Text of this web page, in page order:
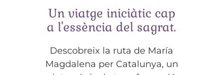
Un viatge iniciàtic cap
a l'essència del sagrat.
Descobreix la ruta de María
Magdalena per Catalunya, un